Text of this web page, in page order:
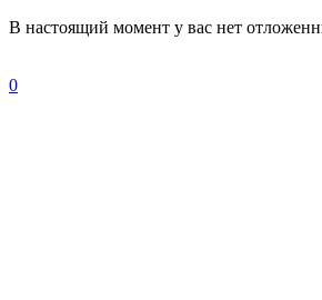
В настоящий момент у вас нет
0